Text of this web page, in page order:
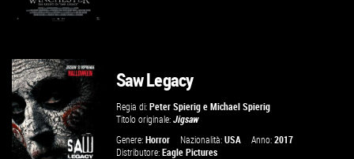
GUARDA IL TRAILER
VAI ALLA SCHEDA
Saw Legacy
Regia di:Peter Spierig eMichael Spierig
Titolo originale:Jigsaw
Genere:Horror Nazionalità:USA Anno:2017
Distributore:Eagle Pictures